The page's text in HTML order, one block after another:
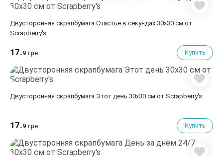
Двусторонняя скрапбумага Счастье в секундах 30х30 см от
Scrapberry's
17.9 грн Купить
Двусторонняя скрапбумага Этот день 30х30 см от Scrapberry's
17.9 грн Купить